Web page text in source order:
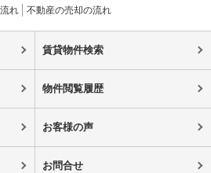
れ 不動産の売却の流れ
賃貸物件検索
物件閲覧履歴
お客様の声
お問合せ